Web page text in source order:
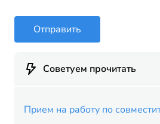
Отправить
Советуем прочитать
Прием на работу по